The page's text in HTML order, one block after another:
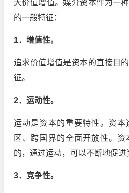
大价值增值。媒介资本作为一
的一般特征：
1．增值性。
追求价值增值是资本的直接目
征。
2．运动性。
运动是资本的重要特性。资
区、跨国界的全面开放性。
的，通过运动，可以不断地促进
3．竞争性。